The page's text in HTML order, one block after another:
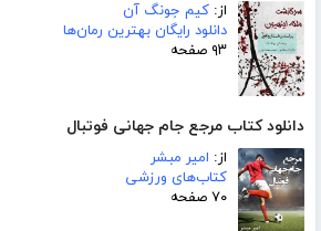
از: کیم جونگ آن
دانلود رایگان بهترین رمان‌ها
۹۳ صفحه
دانلود کتاب مرجع جام جهانی فوتبال
از: امیر مبشر
کتاب‌های ورزشی
۷۰ صفحه